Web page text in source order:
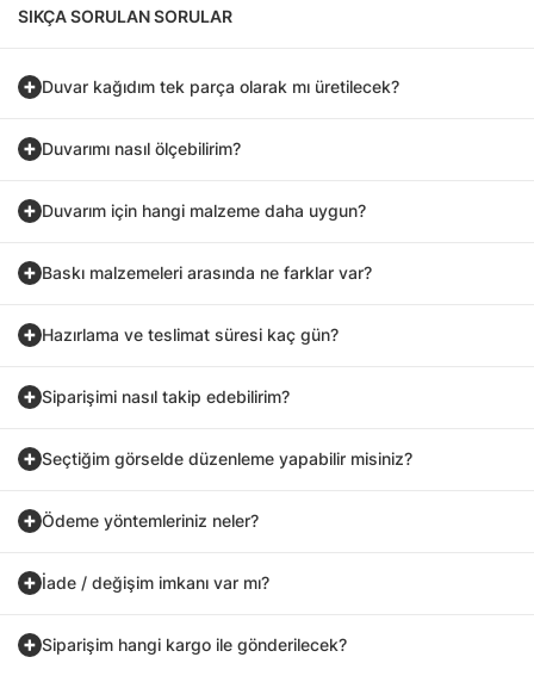
SIKÇA SORULAN SORULAR
Duvar kağıdım tek parça olarak mı üretilecek?
Duvarımı nasıl ölçebilirim?
Duvarım için hangi malzeme daha uygun?
Baskı malzemeleri arasında ne farklar var?
Hazırlama ve teslimat süresi kaç gün?
Siparişimi nasıl takip edebilirim?
Seçtiğim görselde düzenleme yapabilir misiniz?
Ödeme yöntemleriniz neler?
İade / değişim imkanı var mı?
Siparişim hangi kargo ile gönderilecek?